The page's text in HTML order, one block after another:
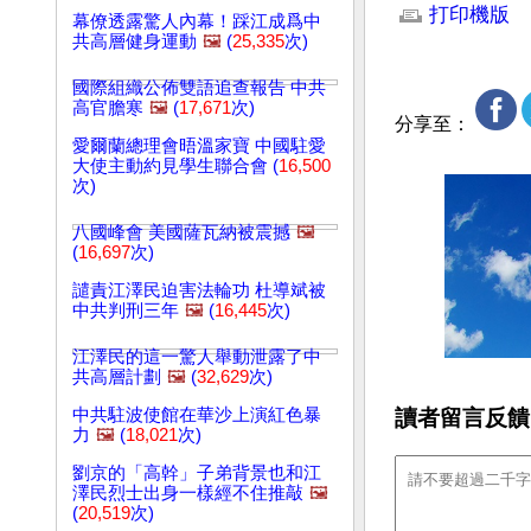
幕僚透露驚人內幕！踩江成爲中
共高層健身運動 🖼️ (25,335次)
國際組織公佈雙語追查報告 中共
高官膽寒 🖼️ (17,671次)
愛爾蘭總理會晤溫家寶 中國駐愛
大使主動約見學生聯合會 (16,500
次)
八國峰會 美國薩瓦納被震撼 🖼️
(16,697次)
譴責江澤民迫害法輪功 杜導斌被
中共判刑三年 🖼️ (16,445次)
江澤民的這一驚人舉動泄露了中
共高層計劃 🖼️ (32,629次)
中共駐波使館在華沙上演紅色暴
力 🖼️ (18,021次)
劉京的「高幹」子弟背景也和江
澤民烈士出身一樣經不住推敲 🖼️
(20,519次)
打印機版
分享至：
讀者留言反